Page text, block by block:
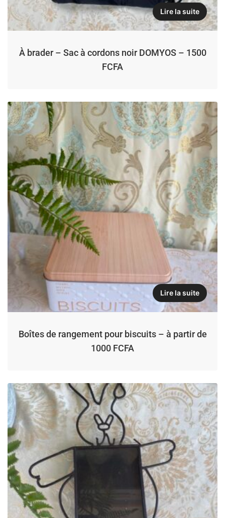
Lire la suite
À brader – Sac à cordons noir DOMYOS – 1500
FCFA
Lire la suite
Boîtes de rangement pour biscuits – à partir de
1000 FCFA